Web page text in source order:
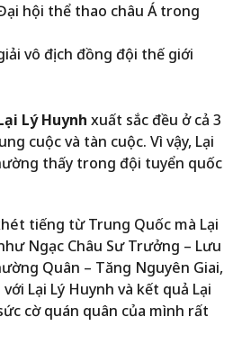
hội thể thao châu Á trong
vô địch đồng đội thế giới
Lý Huynh xuất sắc đều ở cả 3
cuộc và tàn cuộc. Vì vậy, Lại
thấy trong đội tuyển quốc
tiếng từ Trung Quốc mà Lại
Ngạc Châu Sư Trưởng – Lưu
Quân – Tăng Nguyên Giai,
Lại Lý Huynh và kết quả Lại
cờ quán quân của mình rất